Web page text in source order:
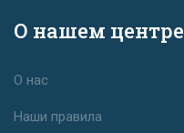
О нашем центре
О нас
Наши правила